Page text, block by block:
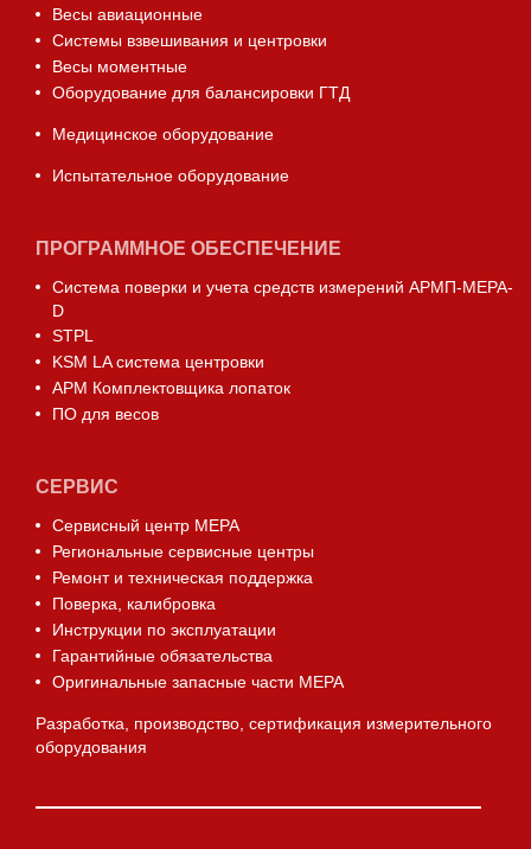
Весы авиационные
Системы взвешивания и центровки
Весы моментные
Оборудование для балансировки ГТД
Медицинское оборудование
Испытательное оборудование
ПРОГРАММНОЕ ОБЕСПЕЧЕНИЕ
Система поверки и учета средств измерений АРМП-МЕРА-
D
STPL
KSM LA система центровки
АРМ Комплектовщика лопаток
ПО для весов
СЕРВИС
Сервисный центр МЕРА
Региональные сервисные центры
Ремонт и техническая поддержка
Поверка, калибровка
Инструкции по эксплуатации
Гарантийные обязательства
Оригинальные запасные части МЕРА
Разработка, производство, сертификация измерительного
оборудования